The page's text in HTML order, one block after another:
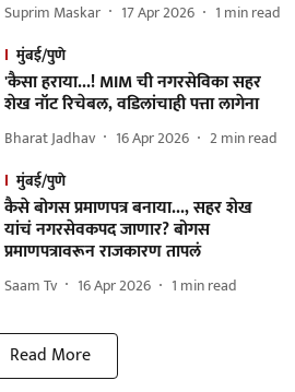
Suprim Maskar 17 Apr 2026 1 min read
मुंबई/पुणे
'कैसा हराया...! MIM ची नगरसेविका सहर
शेख नॉट रिचेबल, वडिलांचाही पत्ता लागेना
Bharat Jadhav 16 Apr 2026 2min read
मुंबई/पुणे
कैसे बोगस प्रमाणपत्र बनाया..., सहर शेख
यांचं नगरसेवकपद जाणार? बोगस
प्रमाणपत्रावरून राजकारण तापलं
Saam Tv 16 Apr 2026 1 min read
Read More